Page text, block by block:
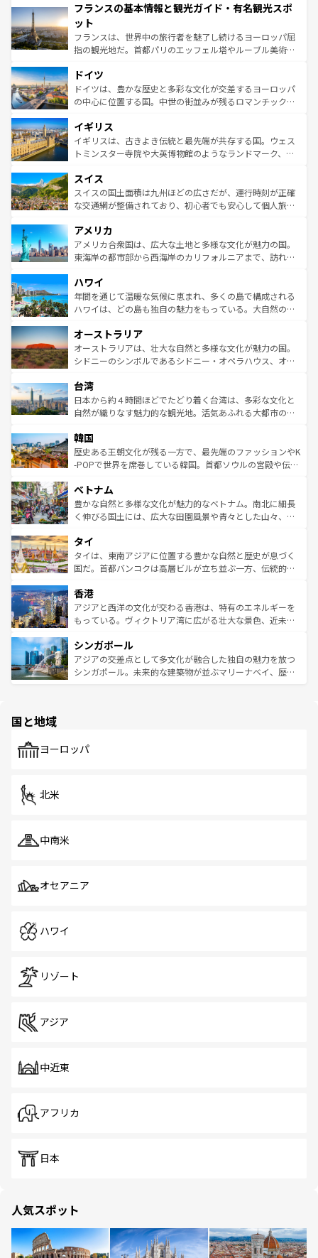
ませてくれるイタリアで、忘れられない旅をしてみよう！
なお、新着のイタリア情報は
しい。
文化が根付くこの国では、情熱的なフラメンコ、熱気あふ
れる闘牛、そして美味しいタパスが生活の一部となってい
る。首都マドリードの洗練された雰囲気や、バルセロナの
アートに溢れた街角から、地方では古代ローマ遺跡や中世
せる。地方によって風土や気候が異なるスペインはその個
性で訪れる人を魅了する。 なお、新着のスペイン情報は コ
ンテンツ一覧を参照してほしい。
フランスの基本情報と観光ガイド・有名観光スポ
ット
フランスは、世界中の旅行者を魅了し続けるヨーロッパ屈
指の観光地だ。首都パリのエッフェル塔やルーブル美術館
で、幅広い魅力が詰まっている。華麗な宮殿、歴史的な大
聖堂、美しいビーチ、そして豊かな自然が、訪れる者を心
から魅了する。また、フランスは美食の国としても知ら
いる。シャンパンの発祥地であるランス、プロヴァンスの
香り高いラベンダー畑など、多彩な楽しみ方が可能だ。さ
らに、パリ以外の地域にも魅力が溢れており、どの街角に
れる地方に足を運ぶとそれぞれで全く異なる文化を体験で
きるだろう。 なお、新着のフランス情報はコンテンツ一覧
を参照してほしい。
ドイツ
ドイツは、豊かな歴史と多彩な文化が交差するヨーロッパ
の中心に位置する国。中世の街並みが残るロマンチック街
顔を持つこの国は、どこを歩いても飽きることがない。ベ
ルリンの文化的活気、バイエルン州のアルプスの絶景、そ
してライン川沿いのワイン畑といった風景は必見。ビール
は、お酒好きな人にはぜひ体験してほしい。 なお、新着の
ドイツ情報はコンテンツ一覧を参照してほしい。
イギリス
イギリスは、古きよき伝統と最先端が共存する国。ウェス
トミンスター寺院や大英博物館のようなランドマーク、歴
リアごとに異なる魅力がある。また、優雅なアフタヌーン
ティー、ビール好きにはたまらない英国パブ、サッカー観
戦など、本場だからこそできる体験も豊富。イギリスを旅
ンツ一覧を参照してほしい。
スイス
スイスの国土面積は九州ほどの広さだが、運行時刻が正確
な交通網が整備されており、初心者でも安心して個人旅行
の建物がそのまま残る町や、スイスならではのユニークな
博物館もあり、アルプス観光だけでなく町歩きも満喫する
ことができる。国民の所得が高いため物価も高いが、旅行
ば市内交通費無料で観光を楽しむこともできる。 なお、新
着のスイス情報はコンテンツ一覧 を参照してほしい。
アメリカ
アメリカ合衆国は、広大な土地と多様な文化が魅力の国。
東海岸の都市部から西海岸のカリフォルニアまで、訪れる
のような巨大都市は、観光、ショッピング、エンターテイ
ンメントが詰まった刺激的なスポットだ。一方、アメリカ
西部には大自然が広がり、グランドキャニオンやイエロー
部のニューオーリンズでは、音楽と美食が融合した独特の
文化が魅力。旅行者はアメリカの各地域で異なる魅力を楽
しみながら、その多様性と豊かな歴史を感じることができ
ならではの贅沢な旅のスタイルだ。 なお、新着のアメリカ
情報はコンテンツ一覧を参照してほしい。
ハワイ
年間を通じて温暖な気候に恵まれ、多くの島で構成される
ハワイは、どの島も独自の魅力をもっている。大自然の神
ワイ島は見逃せない。また、定番の観光地といえばオアフ
島だが、静かな自然を求めるならマウイ島やカウアイ島が
おすすめ。エメラルドグリーンに輝く海をはじめ、豊かな
れるおもてなしの心で訪れる人々を迎えてくれるハワイの
人々、おいしいローカルフードやハワイアンミュージッ
ク、伝統的なフラダンスなど、すべてがハワイの魅力を彩
ワイを、存分に味わってほしい。 なお、新着のハワイ情報
はコンテンツ一覧を参照してほしい。
オーストラリア
オーストラリアは、壮大な自然と多様な文化が魅力の国。
シドニーのシンボルであるシドニー・オペラハウス、オー
リアリーフや大陸中央部にそびえるウルル（エアーズロッ
ク）、タスマニアの美しい原生林やケアンズの熱帯雨林な
ど、見どころがたくさん。また、カフェやワイン、オージ
いる。アクティビティも充実しており、サーフィンやダイ
ビング、ハイキングなど、アウトドア好きにはたまらな
い。オーストラリアの多彩な魅力を存分に味わいつくそ
参照してほしい。
台湾
日本から約４時間ほどでたどり着く台湾は、多彩な文化と
自然が織りなす魅力的な観光地。活気あふれる大都市の台
ン）、静ひつな山岳地帯である台湾東部など、都市の喧騒
と山間の静けさが共存しており、訪れる人に新しい発見と
驚きをもたらしてくれる。また、奥深い台湾の食文化も魅
容にもいいと評判のスイーツなど、バラエティ豊かな料理
が味わえる。 なお、新着の台湾情報は コンテンツ一覧を参
照してほしい。
韓国
歴史ある王朝文化が残る一方で、最先端のファッションやK
-POPで世界を席巻している韓国。首都ソウルの宮殿や伝統
き、地方に足を延ばせば四季折々の自然美を楽しむことが
できる。そして、キムチや焼肉、絶品のストリートフード
まで、さまざまな韓国料理が待っている。夜には、韓国な
リティに包まれながら、韓国の多彩な魅力を心ゆくまで味
わってみてほしい。 なお、新着の韓国情報はコンテンツ一
覧を参照してほしい。
ベトナム
豊かな自然と多様な文化が魅力的なベトナム。南北に細長
く伸びる国土には、広大な田園風景や青々とした山々、世
急速な発展と共に伝統が息づく。ハノイの古い町並みやホ
ーチミン市のフランス統治時代の建物も、独特の雰囲気を
醸し出している。また、バラエティの豊かさとおいしさで
とつ。フォーやバインミー、ベトナムコーヒーなどは、ぜ
ひ現地で味わいたい。どの地域を訪れてもあたたかい人々
が旅行者を迎えてくれるので、きっと忘れられない旅にな
参照してほしい。
タイ
タイは、東南アジアに位置する豊かな自然と歴史が息づく
国だ。首都バンコクは高層ビルが立ち並ぶ一方、伝統的な
の活気が交差している。北部ではチェンマイなどの山岳地
帯で自然と触れ合い、南部ではプーケットやクラビの美し
いビーチでリゾート気分を楽しむことができる。タイ料理
激する。気候は一年中温暖で、どの季節にも異なる楽しみ
が待っている。親しみやすいタイの人々、仏教を中心とし
た文化、そして多様な観光資源が、訪れる旅人を魅了し続
香港
アジアと西洋の文化が交わる香港は、特有のエネルギーを
もっている。ヴィクトリア湾に広がる壮大な景色、近未来
み、どこを訪れても感動するはず。観光スポットが密集し
ており、効率よく見どころを回れるのも魅力。息をのむよ
うな絶景から文化的な体験まで、香港を存分に楽しみ尽く
シンガポール
アジアの交差点として多文化が融合した独自の魅力を放つ
シンガポール。未来的な建築物が並ぶマリーナベイ、歴史
で、ホーカーズは地元の風情を楽しめる外せないスポット
国と地域
ヨーロッパ
北米
中南米
オセアニア
ハワイ
リゾート
アジア
中近東
アフリカ
日本
人気スポット